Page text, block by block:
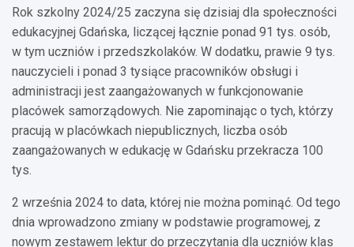
Rok szkolny 2024/25 zaczyna się dzisiaj dla społeczności
edukacyjnej Gdańska, liczącej łącznie ponad 91 tys. osób,
w tym uczniów i przedszkolaków. W dodatku, prawie 9 tys.
nauczycieli i ponad 3 tysiące pracowników obsługi i
administracji jest zaangażowanych w funkcjonowanie
placówek samorządowych. Nie zapominając o tych, którzy
pracują w placówkach niepublicznych, liczba osób
zaangażowanych w edukację w Gdańsku przekracza 100
tys.
2 września 2024 to data, której nie można pominąć. Od tego
dnia wprowadzono zmiany w podstawie programowej, z
nowym zestawem lektur do przeczytania dla uczniów klas